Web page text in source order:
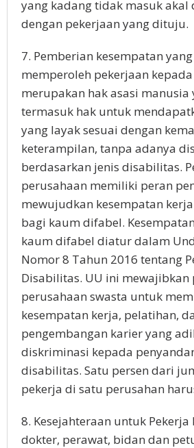
yang kadang tidak masuk akal
dengan pekerjaan yang dituju.
7. Pemberian kesempatan
memperoleh pekerjaan
merupakan hak asasi
termasuk hak untuk
yang layak sesuai dengan
keterampilan, tanpa adanya
berdasarkan jenis disabilitas.
perusahaan memiliki peran
mewujudkan kesempatan
bagi kaum difabel.
kaum difabel diatur dalam
Nomor 8 Tahun 2016 tentang
Disabilitas. UU ini mewajibkan
perusahaan swasta untuk
kesempatan kerja, pelatihan,
pengembangan karier yang
diskriminasi kepada
disabilitas. Satu persen dari
pekerja di satu perusahan
8. Kesejahteraan untuk Pekerja
dokter, perawat, bidan dan